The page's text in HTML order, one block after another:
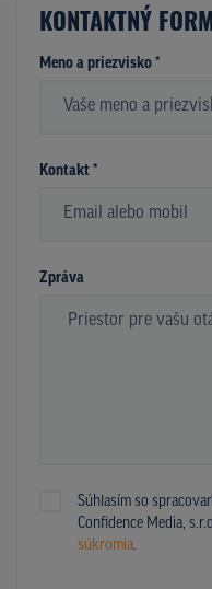
KONTAKTNÝ
Meno a priezvisko *
Kontakt *
Zpráva
Súhlasím so
Confidence Media,
súkromia.